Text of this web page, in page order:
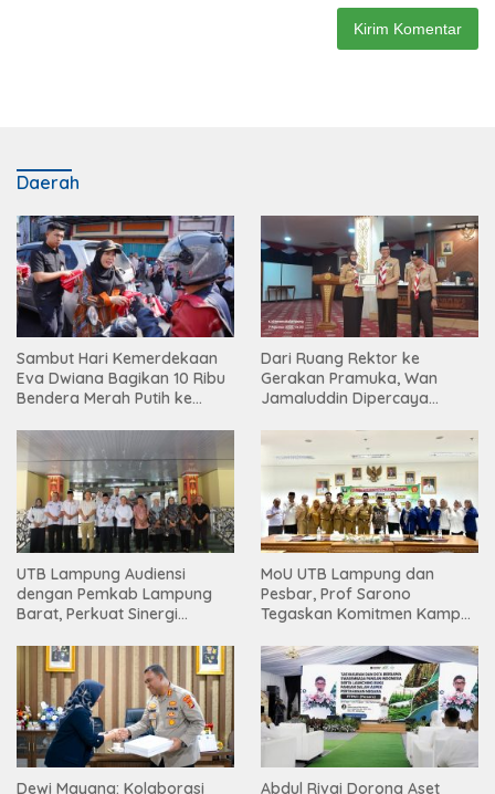
Daerah
Sambut Hari Kemerdekaan
Eva Dwiana Bagikan 10 Ribu
Bendera Merah Putih ke
Dari Ruang Rektor ke
Gerakan Pramuka, Wan
Jamaluddin Dipercaya
UTB Lampung Audiensi
dengan Pemkab Lampung
Barat, Perkuat Sinergi
Tinggi
MoU UTB Lampung dan
Pesbar, Prof Sarono
Tegaskan Komitmen Kampus
Masyarakat
Dewi Mayang: Kolaborasi Abdul Rivai Dorong Aset